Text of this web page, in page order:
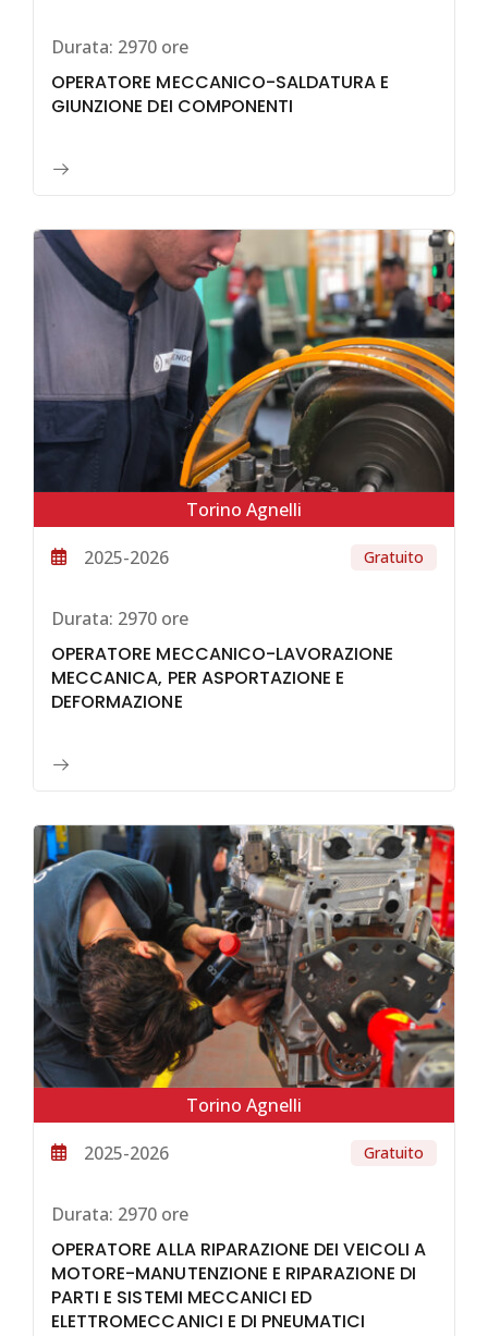
Durata: 2970 ore
OPERATORE MECCANICO-SALDATURA E
GIUNZIONE DEI COMPONENTI
Torino Agnelli
2025-2026
Gratuito
Durata: 2970 ore
OPERATORE MECCANICO-LAVORAZIONE
MECCANICA, PER ASPORTAZIONE E
DEFORMAZIONE
Torino Agnelli
2025-2026
Gratuito
Durata: 2970 ore
OPERATORE ALLA RIPARAZIONE DEI VEICOLI A
MOTORE-MANUTENZIONE E RIPARAZIONE DI
PARTI E SISTEMI MECCANICI ED
ELETTROMECCANICI E DI PNEUMATICI